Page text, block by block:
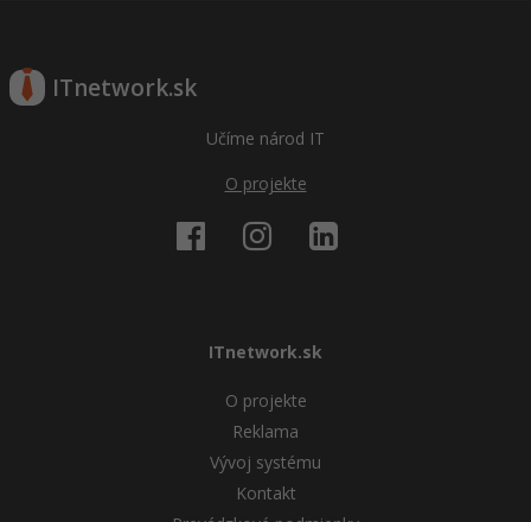
ITnetwork.sk
Učíme národ IT
O projekte
ITnetwork.sk
O projekte
Reklama
Vývoj systému
Kontakt